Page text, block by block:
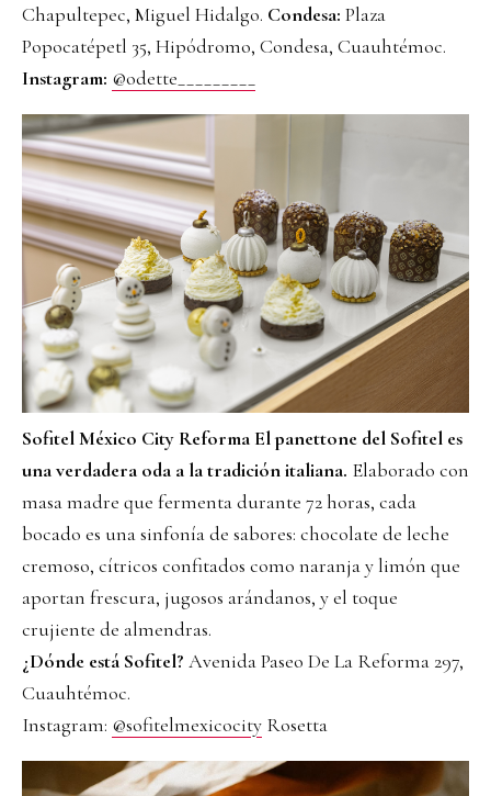
Chapultepec, Miguel Hidalgo. Condesa: Plaza
Popocatépetl 35, Hipódromo, Condesa, Cuauhtémoc.
Instagram: @odette_________
Sofitel México City Reforma El panettone del Sofitel es
una verdadera oda a la tradición italiana. Elaborado con
masa madre que fermenta durante 72 horas, cada
bocado es una sinfonía de sabores: chocolate de leche
cremoso, cítricos confitados como naranja y limón que
aportan frescura, jugosos arándanos, y el toque
crujiente de almendras.
¿Dónde está Sofitel? Avenida Paseo De La Reforma 297,
Cuauhtémoc.
Instagram: @sofitelmexicocity Rosetta